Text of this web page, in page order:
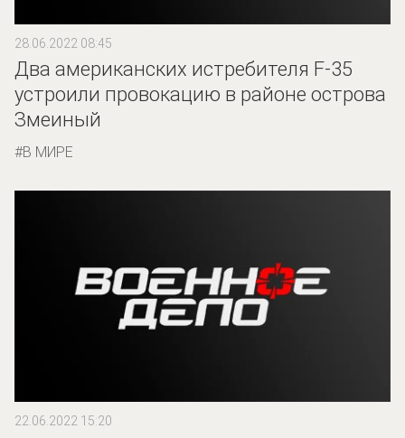
28.06.2022 08:45
Два американских истребителя F-35
устроили провокацию в районе острова
Змеиный
В МИРЕ
22.06.2022 15:20